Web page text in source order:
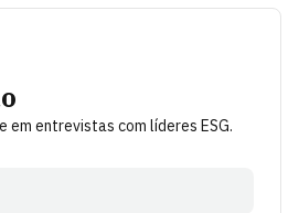
em entrevistas com líderes ESG.